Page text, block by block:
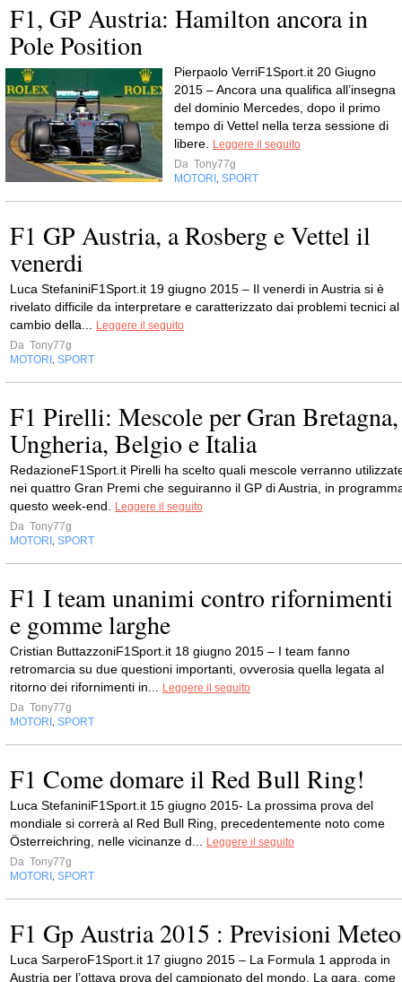
F1, GP Austria: Hamilton ancora in
Pole Position
Pierpaolo VerriF1Sport.it 20 Giugno
2015 – Ancora una qualifica all’insegna
del dominio Mercedes, dopo il primo
tempo di Vettel nella terza sessione di
libere.
Leggere il seguito
Da Tony77g
MOTORI
SPORT
F1 GP Austria, a Rosberg e Vettel il
venerdi
Luca StefaniniF1Sport.it 19 giugno 2015 – Il venerdi in Austria si è
rivelato difficile da interpretare e caratterizzato dai problemi tecnici al
cambio della...
Leggere il seguito
Da Tony77g
MOTORI
SPORT
F1 Pirelli: Mescole per Gran Bretagna,
Ungheria, Belgio e Italia
RedazioneF1Sport.it Pirelli ha scelto quali mescole verranno
nei quattro Gran Premi che seguiranno il GP di Austria, in
questo week-end.
Leggere il seguito
Da Tony77g
MOTORI
SPORT
F1 I team unanimi contro rifornimenti
e gomme larghe
Cristian ButtazzoniF1Sport.it 18 giugno 2015 – I team fanno
retromarcia su due questioni importanti, ovverosia quella legata al
ritorno dei rifornimenti in...
Leggere il seguito
Da Tony77g
MOTORI
SPORT
F1 Come domare il Red Bull Ring!
Luca StefaniniF1Sport.it 15 giugno 2015- La prossima prova del
mondiale si correrà al Red Bull Ring, precedentemente noto come
Österreichring, nelle vicinanze d...
Leggere il seguito
Da Tony77g
MOTORI
SPORT
F1 Gp Austria 2015 : Previsioni Meteo
Luca SarperoF1Sport.it 17 giugno 2015 – La Formula 1 approda in
Austria per l’ottava prova del campionato del mondo. La gara, come